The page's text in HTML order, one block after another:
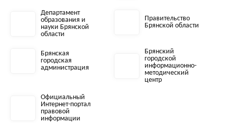
Департамент
образования и
науки Брянской
области
Правительство
Брянской области
Брянская
городская
администрация
Брянский
городской
информационно-
методический
центр
Официальный
Интернет-портал
правовой
информации